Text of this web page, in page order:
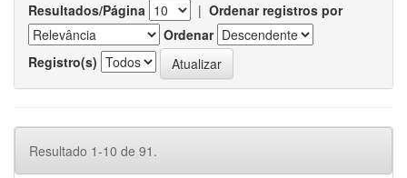
Resultados/Página | Ordenar registros por
Ordenar
Registro(s)
Resultado 1-10 de 91.